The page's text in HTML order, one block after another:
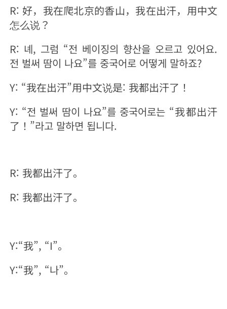
R: 好，我在爬北京的香山，我在出汗，用中文
怎么说？
R: 녜, 그럼 “전 베이징의 향산을 오르고 있어요.
전 벌써 땀이 나요”를 중국어로 어떻게 말하죠?
Y: “我在出汗”用中文说是: 我都出汗了！
Y: “전 벌써 땀이 나요”를 중국어로는 “我都出汗
了！”라고 말하면 됩니다.
R: 我都出汗了。
R: 我都出汗了。
Y:“我”, “I”。
Y:“我”, “나”。